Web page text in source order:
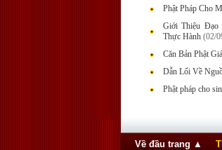
Phật Pháp Cho
Giới Thiệu Đạo
Thực Hành (02/
Căn Bản Phật
Dẫn Lối Về
Phật pháp cho
Về đầu trang ▲